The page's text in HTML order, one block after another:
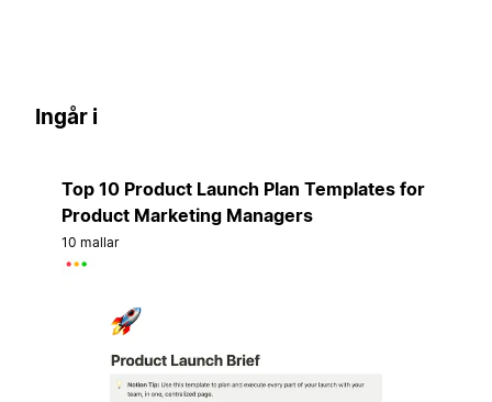
Ingår i
Top 10 Product Launch Plan Templates for
Product Marketing Managers
10 mallar